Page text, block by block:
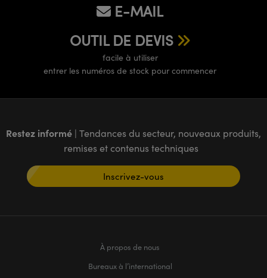
Optiques de SCHOTT
E-MAIL
OUTIL DE DEVIS
facile à utiliser
entrer les numéros de stock pour commencer
Restez informé | Tendances du secteur, nouveaux produits,
remises et contenus techniques
Inscrivez-vous
À propos de nous
Bureaux à l’international